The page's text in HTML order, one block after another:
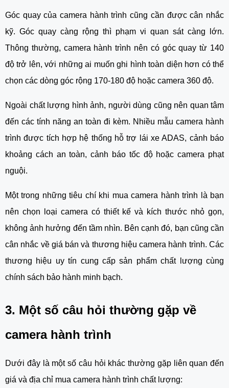
Góc quay của camera hành trình cũng cần được cân nhắc
kỹ. Góc quay càng rộng thì phạm vi quan sát càng lớn.
Thông thường, camera hành trình nên có góc quay từ 140
độ trở lên, với những ai muốn ghi hình toàn diện hơn có thể
chọn các dòng góc rộng 170-180 độ hoặc camera 360 độ.
Ngoài chất lượng hình ảnh, người dùng cũng nên quan tâm
đến các tính năng an toàn đi kèm. Nhiều mẫu camera hành
trình được tích hợp hệ thống hỗ trợ lái xe ADAS, cảnh báo
khoảng cách an toàn, cảnh báo tốc độ hoặc camera phạt
nguội.
Một trong những tiêu chí khi mua camera hành trình là bạn
nên chọn loại camera có thiết kế và kích thước nhỏ gọn,
không ảnh hưởng đến tầm nhìn. Bên cạnh đó, bạn cũng cần
cân nhắc về giá bán và thương hiệu camera hành trình. Các
thương hiệu uy tín cung cấp sản phẩm chất lượng cùng
chính sách bảo hành minh bạch.
3. Một số câu hỏi thường gặp về
camera hành trình
Dưới đây là một số câu hỏi khác thường gặp liên quan đến
giá và địa chỉ mua camera hành trình chất lượng: